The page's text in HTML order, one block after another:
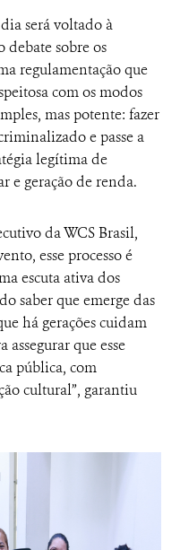
será voltado à
debate sobre os
regulamentação que
com os modos
mas potente: fazer
e passe a
legítima de
e geração de renda.
da WCS Brasil,
esse processo é
escuta ativa dos
saber que emerge das
há gerações cuidam
assegurar que esse
pública, com
cultural”, garantiu